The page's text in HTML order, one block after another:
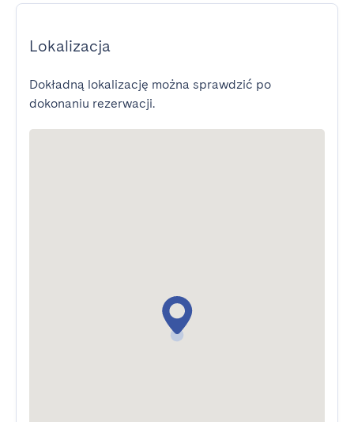
Lokalizacja
Dokładną lokalizację można sprawdzić po
dokonaniu rezerwacji.